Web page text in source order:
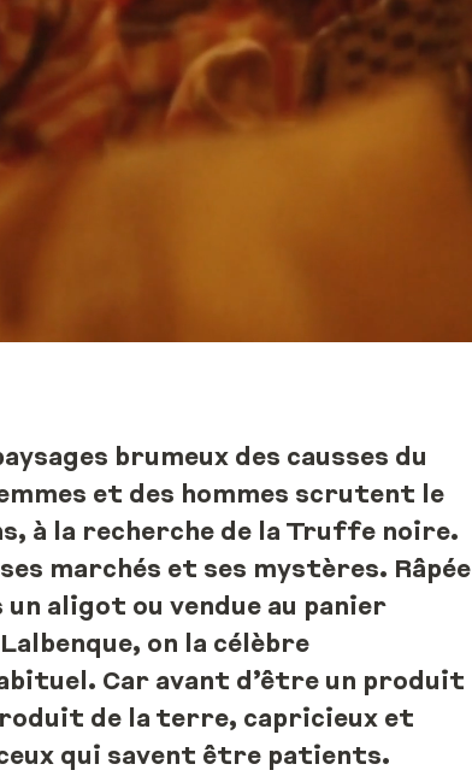
brumeux des causses du
et des hommes scrutent le
à la recherche de la Truffe noire.
marchés et ses mystères. Râpée
aligot ou vendue au panier
on la célèbre
Car avant d’être un produit
de la terre, capricieux et
ceux qui savent être patients.